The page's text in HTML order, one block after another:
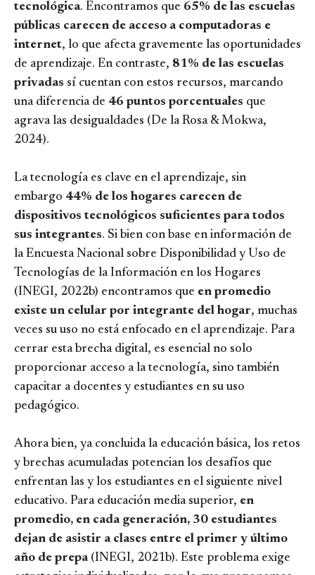
tecnológica. Encontramos que 65% de las escuelas
públicas carecen de acceso a computadoras e
internet, lo que afecta gravemente las oportunidades
de aprendizaje. En contraste, 81% de las escuelas
privadas sí cuentan con estos recursos, marcando
una diferencia de 46 puntos porcentuales que
agrava las desigualdades (De la Rosa & Mokwa,
2024).
La tecnología es clave en el aprendizaje, sin
embargo 44% de los hogares carecen de
dispositivos tecnológicos suficientes para todos
sus integrantes. Si bien con base en información de
la Encuesta Nacional sobre Disponibilidad y Uso de
Tecnologías de la Información en los Hogares
(INEGI, 2022b) encontramos que en promedio
existe un celular por integrante del hogar, muchas
veces su uso no está enfocado en el aprendizaje. Para
cerrar esta brecha digital, es esencial no solo
proporcionar acceso a la tecnología, sino también
capacitar a docentes y estudiantes en su uso
pedagógico.
Ahora bien, ya concluida la educación básica, los retos
y brechas acumuladas potencian los desafíos que
enfrentan las y los estudiantes en el siguiente nivel
educativo. Para educación media superior, en
promedio, en cada generación, 30 estudiantes
dejan de asistir a clases entre el primer y último
año de prepa(INEGI, 2021b). Este problema exige